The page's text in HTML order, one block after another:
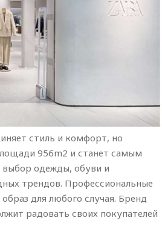
стиль и комфорт, но
956m2 и станет самым
одежды, обуви и
трендов. Профессиональные
для любого случая. Бренд
радовать своих покупателей